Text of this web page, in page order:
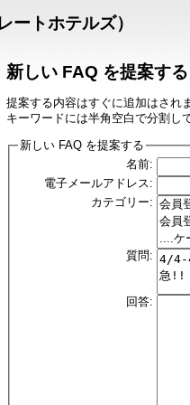
ートホテルズ）
新しい FAQ を提案する
提案する内容はすぐに追加はされ
キーワードには半角空白で分割し
新しい FAQ を提案する
名前:
電子メールアドレス:
カテゴリー:
質問:
回答: